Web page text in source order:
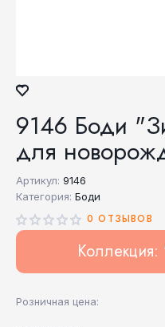
9146 Боди
для
Артикул: 9146
Категория: Боди
0 ОТЗЫВОВ
Розничная цена: